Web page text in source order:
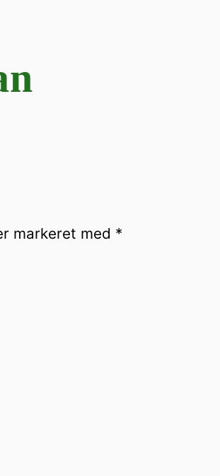
markeret med *